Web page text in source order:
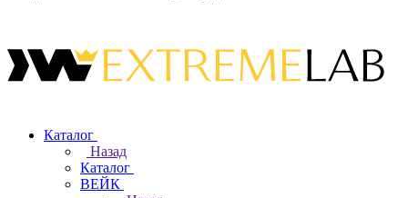
Каталог
Назад
Каталог
ВЕЙК